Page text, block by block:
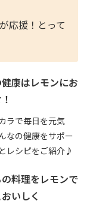
応援！とって
康はレモンにお
ラで毎日を元気
なの健康をサポー
レシピをご紹介♪
料理をレモンで
いしく